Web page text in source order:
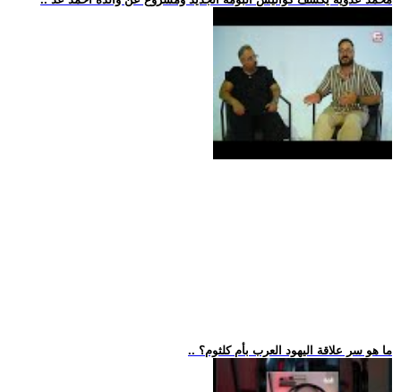
.. ما هو سر علاقة اليهود العرب بأم كلثوم؟